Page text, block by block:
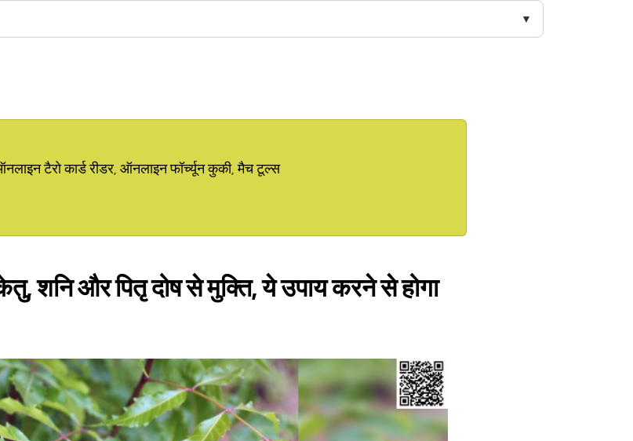
टैरो कार्ड रीडर, ऑनलाइन फॉर्च्यून कुकी, मैच टूल्स
शनि और पितृ दोष से मुक्ति, ये उपाय करने से होगा